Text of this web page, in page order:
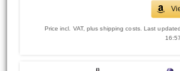
Price incl. VAT, plus shipping costs. Last